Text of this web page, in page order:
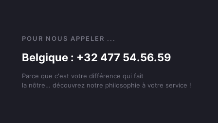
POUR NOUS APPELER ...
Belgique : +32 477 54.56.59
Parce que c'est votre différence qui fait
la nôtre… découvrez notre philosophie à votre service !